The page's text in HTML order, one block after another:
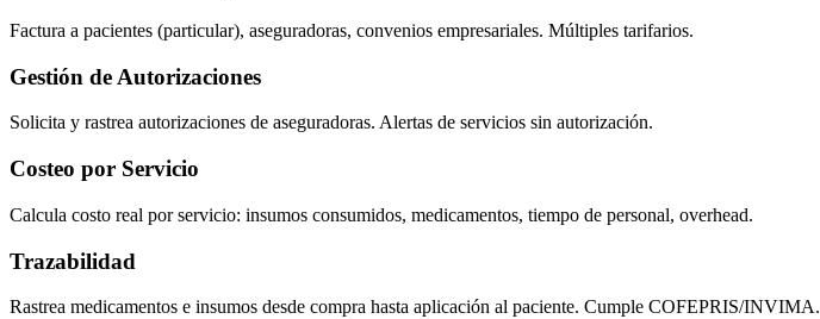
Factura a pacientes (particular), aseguradoras, convenios empresariales. Múltiples tarifarios.
Gestión de Autorizaciones
Solicita y rastrea autorizaciones de aseguradoras. Alertas de servicios sin autorización.
Costeo por Servicio
Calcula costo real por servicio: insumos consumidos, medicamentos, tiempo de personal, overhead.
Trazabilidad
Rastrea medicamentos e insumos desde compra hasta aplicación al paciente. Cumple COFEPRIS/INVIMA.